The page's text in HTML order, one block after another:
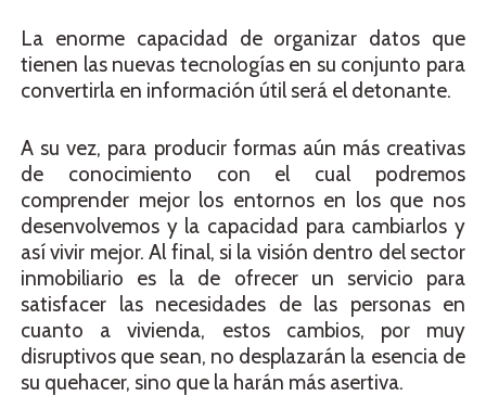
La enorme capacidad de organizar datos que
tienen las nuevas tecnologías en su conjunto para
convertirla en información útil será el detonante.
A su vez, para producir formas aún más creativas
de conocimiento con el cual podremos
comprender mejor los entornos en los que nos
desenvolvemos y la capacidad para cambiarlos y
así vivir mejor. Al final, si la visión dentro del sector
inmobiliario es la de ofrecer un servicio para
satisfacer las necesidades de las personas en
cuanto a vivienda, estos cambios, por muy
disruptivos que sean, no desplazarán la esencia de
su quehacer, sino que la harán más asertiva.